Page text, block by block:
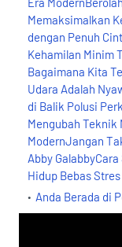
Memaksimalkan
dengan Penuh
Kehamilan Minim
Bagaimana Kita
Udara Adalah
di Balik Polusi
Mengubah
ModernJangan
Abby
Hidup Bebas Stres
Anda Berada di